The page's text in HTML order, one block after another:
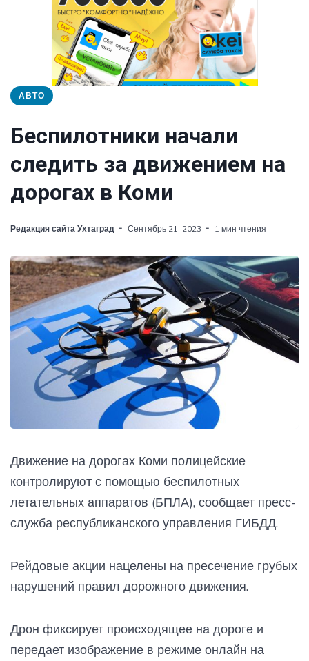
АВТО
Беспилотники начали
следить за движением на
дорогах в Коми
Редакция сайта Ухтаград Сентябрь 21, 2023 1 мин чтения
Движение на дорогах Коми полицейские
контролируют с помощью беспилотных
летательных аппаратов (БПЛА), сообщает пресс-
служба республиканского управления ГИБДД.
Рейдовые акции нацелены на пресечение грубых
нарушений правил дорожного движения.
Дрон фиксирует происходящее на дороге и
передает изображение в режиме онлайн на